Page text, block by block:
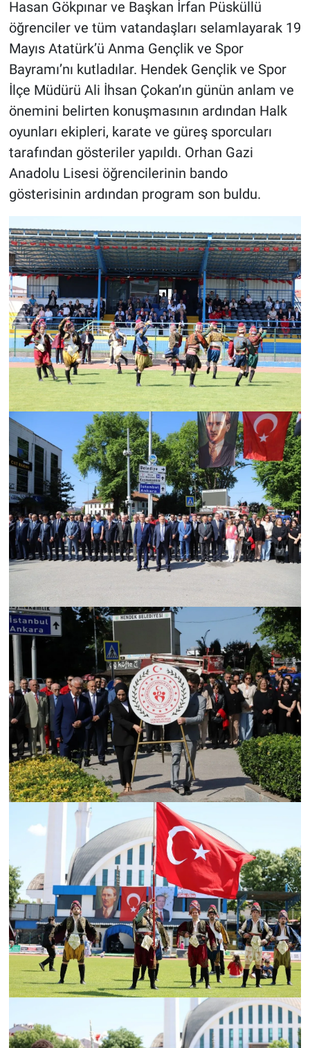
Hasan Gökpınar ve Başkan İrfan Püsküllü
öğrenciler ve tüm vatandaşları selamlayarak 19
Mayıs Atatürk’ü Anma Gençlik ve Spor
Bayramı’nı kutladılar. Hendek Gençlik ve Spor
İlçe Müdürü Ali İhsan Çokan’ın günün anlam ve
önemini belirten konuşmasının ardından Halk
oyunları ekipleri, karate ve güreş sporcuları
tarafından gösteriler yapıldı. Orhan Gazi
Anadolu Lisesi öğrencilerinin bando
gösterisinin ardından program son buldu.